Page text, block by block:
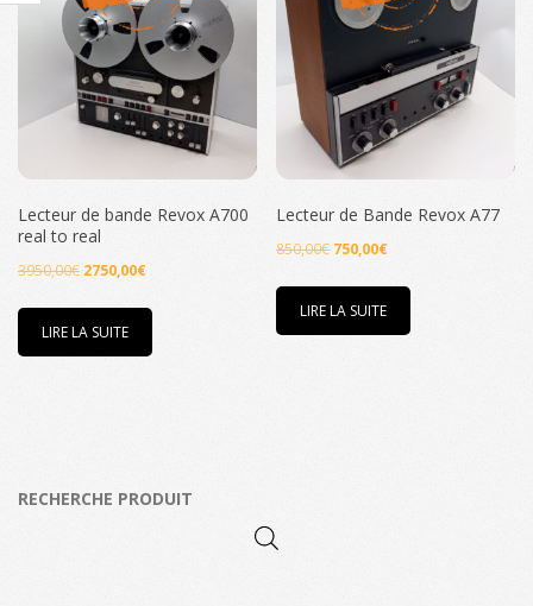
au
plus
ancien
Lecteur de bande Revox A700
real to real
3950,00€ Le
initial
était :
2750,00€Le
est :
LIRE LA SUITE
Lecteur de Bande Revox A77
850,00€ Le
initial
était :
750,00€Le
est :
LIRE LA SUITE
RECHERCHE PRODUIT